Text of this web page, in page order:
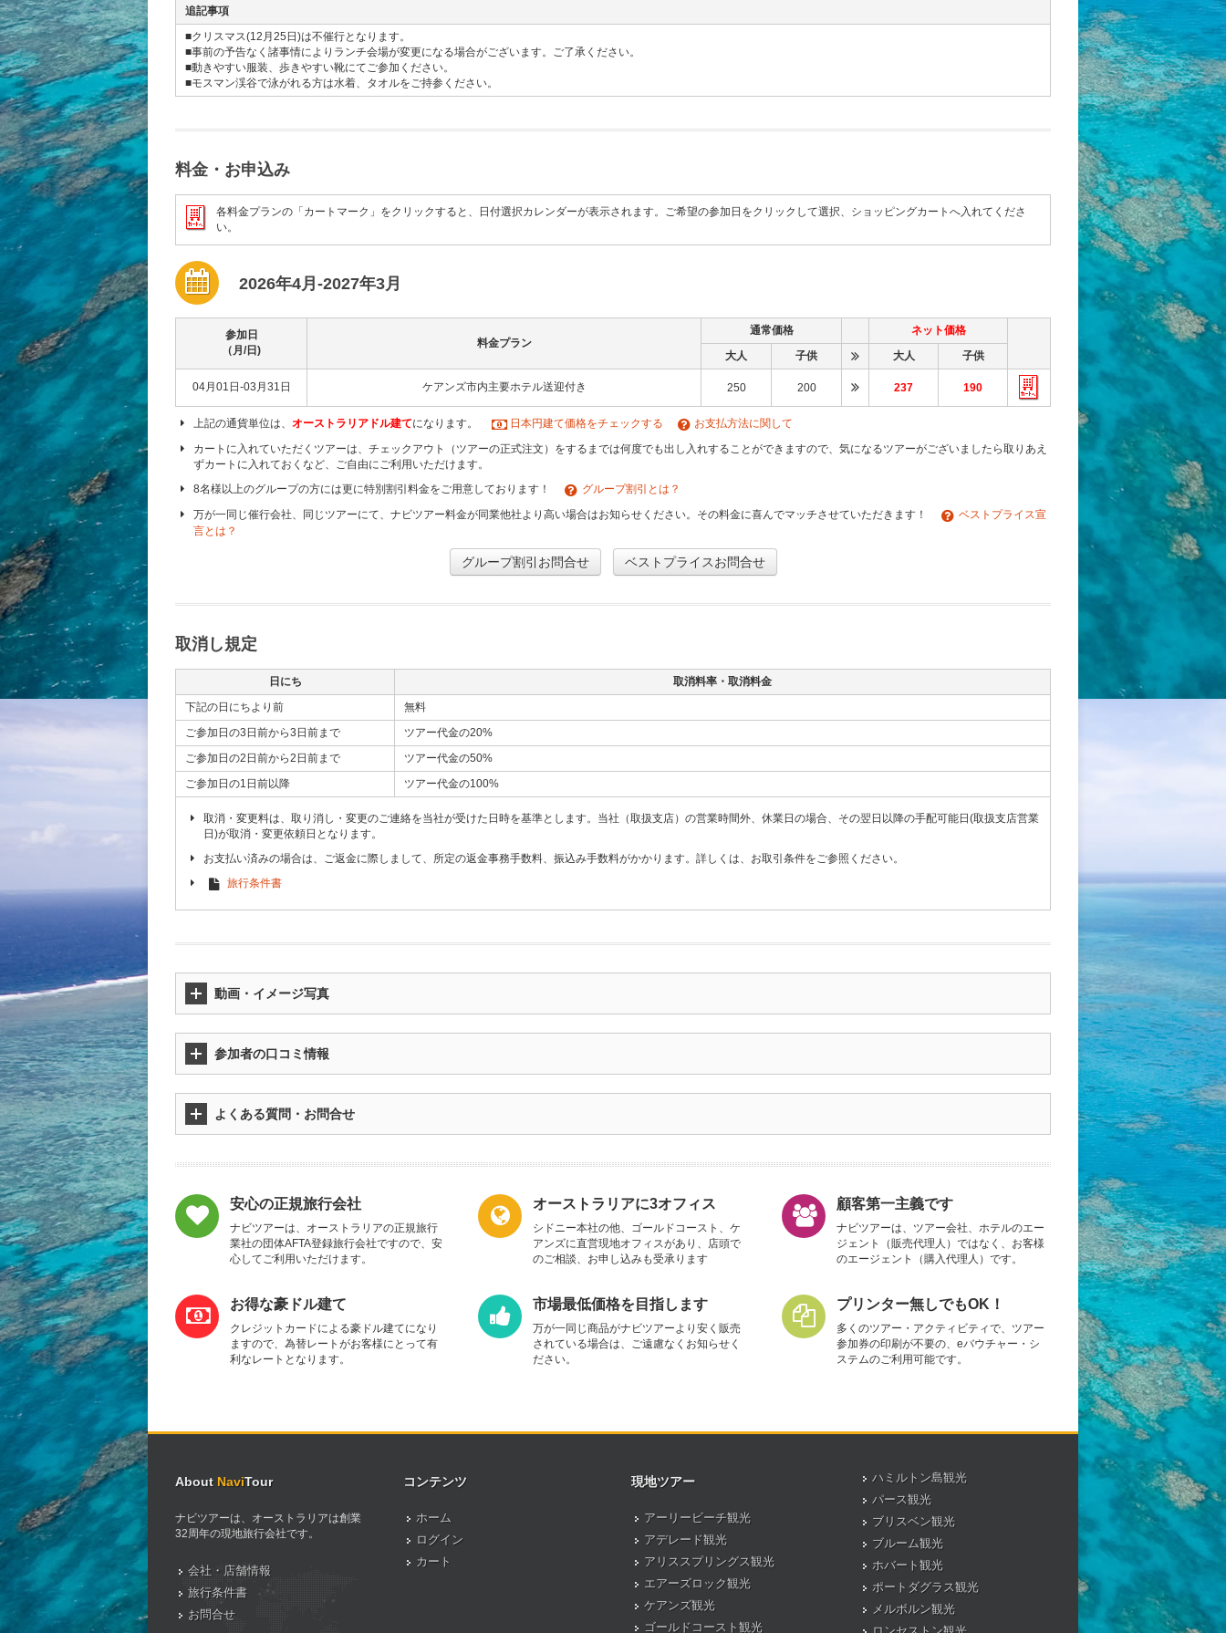
追記事項
■クリスマス(12月25日)は不催行となります。
■事前の予告なく諸事情によりランチ会場が変更になる場合がございます。ご了承ください。
■動きやすい服装、歩きやすい靴にてご参加ください。
■モスマン渓谷で泳がれる方は水着、タオルをご持参ください。
料金・お申込み
各料金プランの「カートマーク」をクリックすると、日付選択カレンダーが表示されます。ご希望の参加日をクリックして選択、ショッピングカートへ入れてくださ
い。
2026年4月-2027年3月
参加日
（月/日)
料金プラン
通常価格
ネット価格
大人
子供 大人 子供
04月01日-03月31日 ケアンズ市内主要ホテル送迎付き 250 200 237 190
上記の通貨単位は、 オーストラリアドル建てになります。 日本円建て価格をチェックする
お支払方法に関して
カートに入れていただくツアーは、チェックアウト（ツアーの正式注文）をするまでは何度でも出し入れすることができますので、気になるツアーがございましたら取りあえ
ずカートに入れておくなど、ご自由にご利用いただけます。
8名様以上のグループの方には更に特別割引料金をご用意しております！
グループ割引とは？
万が一同じ催行会社、同じツアーにて、ナビツアー料金が同業他社より高い場合はお知らせください。その料金に喜んでマッチさせていただきます！
ベストプライス宣
言とは？
グループ割引お問合せ ベストプライスお問合せ
取消し規定
日にち
取消料率・取消料金
下記の日にちより前
無料
ご参加日の3日前から3日前まで
ツアー代金の20%
ご参加日の2日前から2日前まで
ツアー代金の50%
ご参加日の1日前以降
ツアー代金の100%
取消・変更料は、取り消し・変更のご連絡を当社が受けた日時を基準とします。当社（取扱支店）の営業時間外、休業日の場合、その翌日以降の手配可能日(取扱支店営業
日)が取消・変更依頼日となります。
お支払い済みの場合は、ご返金に際しまして、所定の返金事務手数料、振込み手数料がかかります。詳しくは、お取引条件をご参照ください。
旅行条件書
動画・イメージ写真
参加者の口コミ情報
よくある質問・お問合せ
安心の正規旅行会社
ナビツアーは、オーストラリアの正規旅行
業社の団体AFTA登録旅行会社ですので、安
心してご利用いただけます。
オーストラリアに3オフィス
シドニー本社の他、ゴールドコースト、ケ
アンズに直営現地オフィスがあり、店頭で
のご相談、お申し込みも受承ります
顧客第一主義です
ナビツアーは、ツアー会社、ホテルのエー
ジェント（販売代理人）ではなく、お客様
のエージェント（購入代理人）です。
お得な豪ドル建て
クレジットカードによる豪ドル建てになり
ますので、為替レートがお客様にとって有
利なレートとなります。
市場最低価格を目指します
万が一同じ商品がナビツアーより安く販売
されている場合は、ご遠慮なくお知らせく
ださい。
プリンター無しでもOK！
多くのツアー・アクティビティで、ツアー
参加券の印刷が不要の、eバウチャー・シ
ステムのご利用可能です。
About NaviTour
ナビツアーは、オーストラリアは創業
32周年の現地旅行会社です。
会社・店舗情報
旅行条件書
お問合せ
コンテンツ
ホーム
ログイン
カート
現地ツアー
アーリービーチ観光
アデレード観光
アリススプリングス観光
エアーズロック観光
ケアンズ観光
ゴールドコースト観光
ハミルトン島観光
パース観光
ブリスベン観光
ブルーム観光
ホバート観光
ポートダグラス観光
メルボルン観光